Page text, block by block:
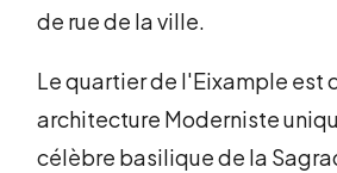
de rue de la ville.
Le quartier de l'Eixample est
architecture Moderniste
célèbre basilique de la